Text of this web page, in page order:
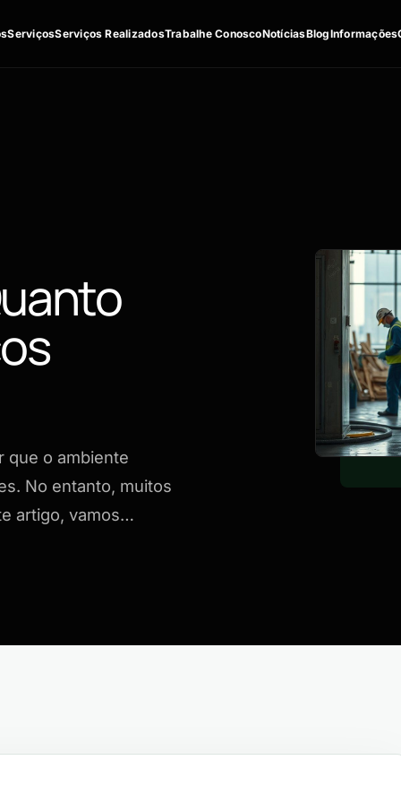
ServiçosServiços RealizadosTrabalhe ConoscoNotíciasBlogInformações
que o ambiente
No entanto, muitos
artigo, vamos…